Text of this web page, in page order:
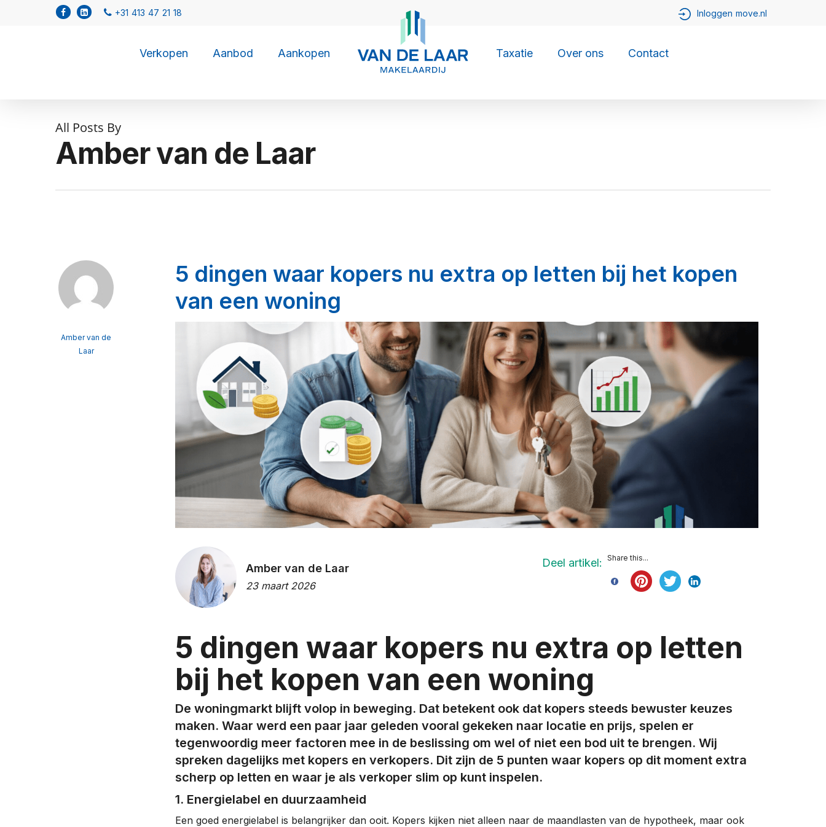
Verkopen Aanbod Aankopen Taxatie Over ons Contact
All Posts By
Amber van de Laar
Amber van de
Laar
5 dingen waar kopers nu extra op letten bij het kopen
van een woning
Amber van de Laar
23 maart 2026
Deel artikel: Share this...
5 dingen waar kopers nu extra op letten
bij het kopen van een woning
De woningmarkt blijft volop in beweging. Dat betekent ook dat kopers steeds bewuster keuzes
maken. Waar werd een paar jaar geleden vooral gekeken naar locatie en prijs, spelen er
tegenwoordig meer factoren mee in de beslissing om wel of niet een bod uit te brengen. Wij
spreken dagelijks met kopers en verkopers. Dit zijn de 5 punten waar kopers op dit moment extra
scherp op letten en waar je als verkoper slim op kunt inspelen.
1. Energielabel en duurzaamheid
Een goed energielabel is belangrijker dan ooit. Kopers kijken niet alleen naar de maandlasten van de hypotheek, maar ook